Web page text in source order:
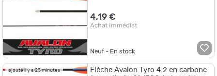
4,19 €
Achat Immédiat
Neuf - En stock
ajouté il y a 23 minutes
Flèche Avalon Tyro 4.2 en carbone